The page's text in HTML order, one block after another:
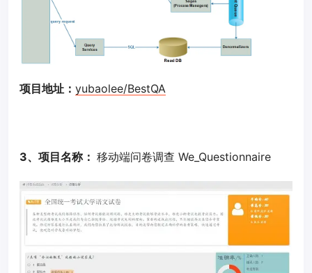
项目地址： yubaolee/BestQA
3、项目名称： 移动端问卷调查 We_Questionnaire